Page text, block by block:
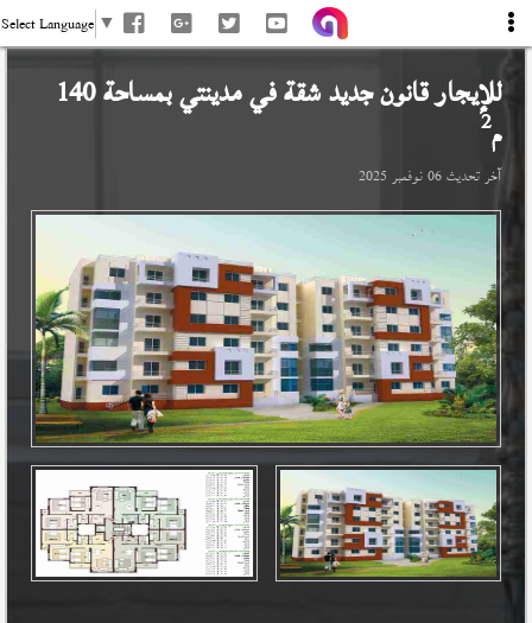
Select Language ▼
للإيجار قانون جديد شقة فيمدينتي بمساحة 140
م2
آخر تحديث06 نوفمبر 2025